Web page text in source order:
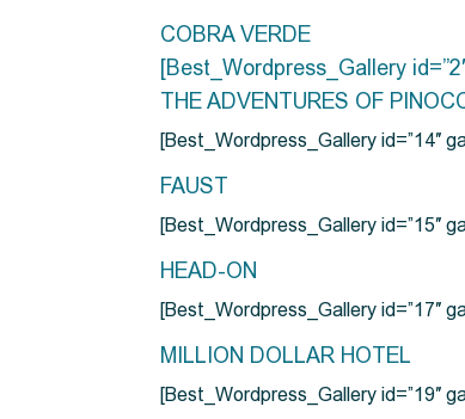
COBRA VERDE
[Best_Wordpress_Gallery
THE ADVENTURES OF
[Best_Wordpress_Gallery id=”14″
FAUST
[Best_Wordpress_Gallery id=”15″
HEAD-ON
[Best_Wordpress_Gallery id=”17″
MILLION DOLLAR HOTEL
[Best_Wordpress_Gallery id=”19″